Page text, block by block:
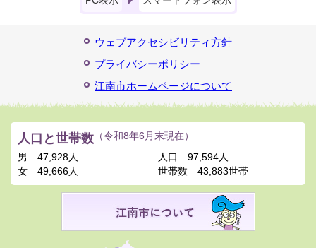
ウェブアクセシビリティ方針
プライバシーポリシー
江南市ホームページについて
人口と世帯数 （令和8年6月末現在）
男
47,928人
女
49,666人
人口
97,594人
世帯数
43,883世帯